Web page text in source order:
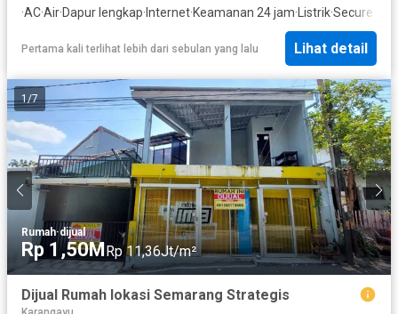
·AC·Air·Dapur lengkap· Internet·Keamanan 24 jam· Listrik·Secure
Pertama kali terlihat lebih dari sebulan yang lalu Lihat detail
1/7
Rumah·dijual
Rp 1,50MRp 11,36Jt/m²
Dijual Rumah lokasi Semarang Strategis